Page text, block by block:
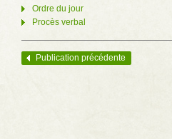
Ordre du jour
Procès verbal
Navigation des articles
Publication précédente